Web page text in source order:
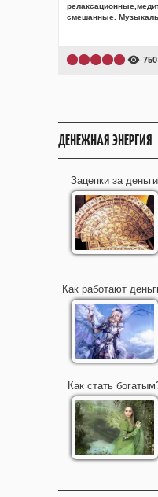
смешанные.
750
ДЕНЕЖНАЯ ЭНЕРГИЯ
Зацепки за деньги
Как работают
Как стать